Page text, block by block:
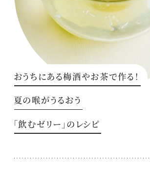
おうちにある梅酒やお茶で作る！
夏の喉がうるおう
「飲むゼリー」のレシピ